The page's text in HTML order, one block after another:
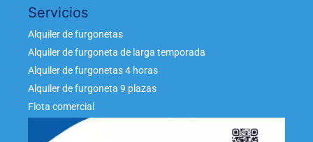
Servicios
Alquiler de furgonetas
Alquiler de furgoneta de larga temporada
Alquiler de furgonetas 4 horas
Alquiler de furgoneta 9 plazas
Flota comercial